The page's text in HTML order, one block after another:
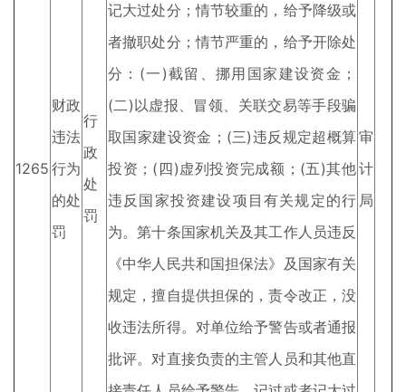
1265
财政
违法
行为
的处
罚
行
政
处
罚
记大过处分；情节较重的，给予降级或
者撤职处分；情节严重的，给予开除处
分：(一)截留、挪用国家建设资金；
(二)以虚报、冒领、关联交易等手段骗
取国家建设资金；(三)违反规定超概算
投资；(四)虚列投资完成额；(五)其他
违反国家投资建设项目有关规定的行
为。第十条国家机关及其工作人员违反
《中华人民共和国担保法》及国家有关
规定，擅自提供担保的，责令改正，没
收违法所得。对单位给予警告或者通报
批评。对直接负责的主管人员和其他直
审
计
局